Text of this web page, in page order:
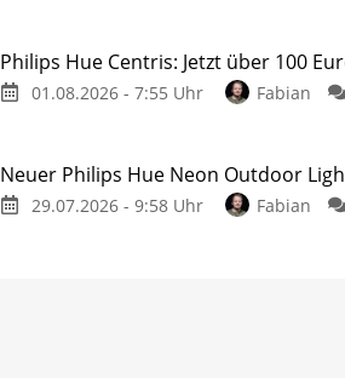
Philips Hue Centris: Jetzt über 100
01.08.2026 - 7:55 Uhr Fabian
Neuer Philips Hue Neon Outdoor
29.07.2026 - 9:58 Uhr Fabian